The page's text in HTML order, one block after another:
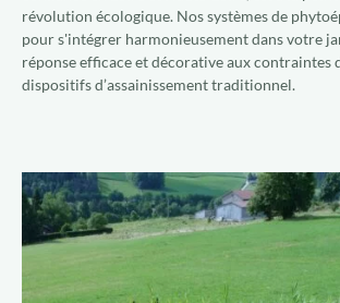
révolution écologique. Nos systèmes de
pour s'intégrer harmonieusement dans votre
réponse efficace et décorative aux contraintes
dispositifs d’assainissement traditionnel.